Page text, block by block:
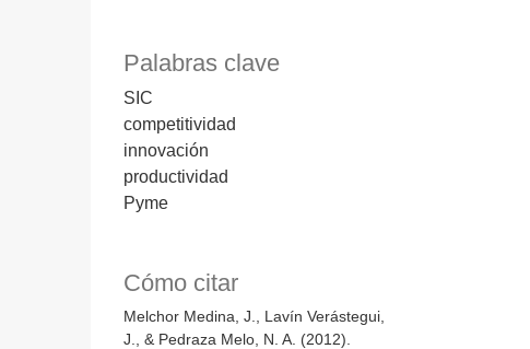
Palabras clave
SIC
competitividad
innovación
productividad
Pyme
Cómo citar
Melchor Medina, J., Lavín Verástegui,
J., & Pedraza Melo, N. A. (2012).